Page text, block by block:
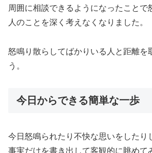
周囲に相談できるようになったことで
人のことを深く考えなくなりました。
怒鳴り散らしてばかりいる人と距離を
う。
今日からできる簡単な一歩
今日怒鳴られたり不快な思いをしたり
事実だけを書き出して客観的に眺めて